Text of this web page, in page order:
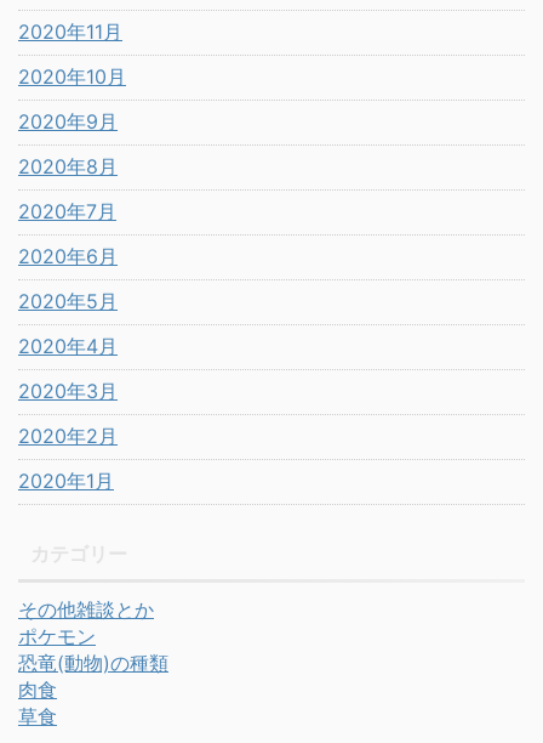
2020年11月
2020年10月
2020年9月
2020年8月
2020年7月
2020年6月
2020年5月
2020年4月
2020年3月
2020年2月
2020年1月
その他雑談とか
ポケモン
恐竜(動物)の種類
肉食
草食